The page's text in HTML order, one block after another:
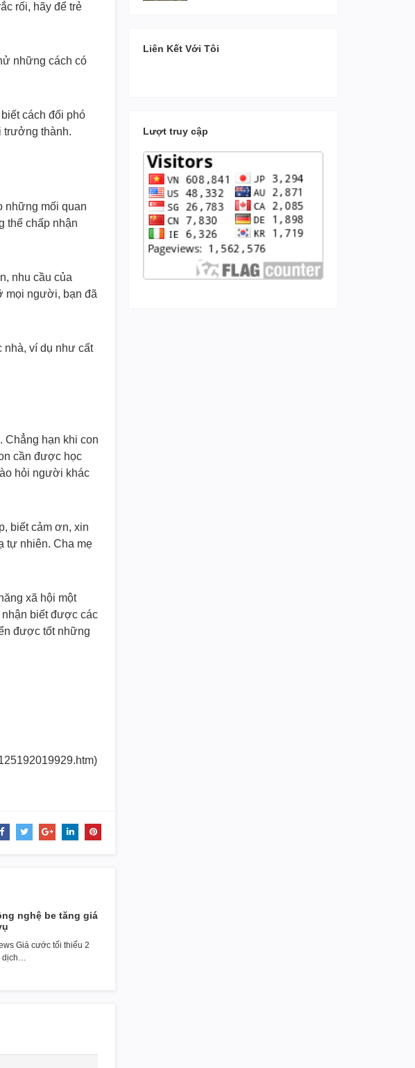
rối, hãy để trẻ
những cách có
cách đối phó
trưởng thành.
những mối quan
thể chấp nhận
nhu cầu của
mọi người, bạn đã
nhà, ví dụ như cất
Chẳng hạn khi con
cần được học
hỏi người khác
biết cảm ơn, xin
tự nhiên. Cha mẹ
xã hội một
nhận biết được các
được tốt những
nghệ be tăng giá
Giá cước tối thiểu 2
dịch…
Liên Kết Với Tôi
Lượt truy cập